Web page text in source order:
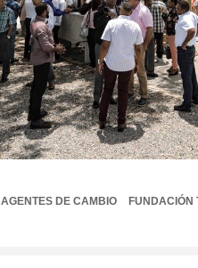
AGENTES DE CAMBIO FUNDACIÓN